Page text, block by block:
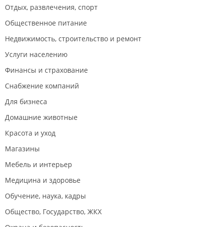
Отдых, развлечения, спорт
Общественное питание
Недвижимость, строительство и ремонт
Услуги населению
Финансы и страхование
Снабжение компаний
Для бизнеса
Домашние животные
Красота и уход
Магазины
Мебель и интерьер
Медицина и здоровье
Обучение, наука, кадры
Общество, Государство, ЖКХ